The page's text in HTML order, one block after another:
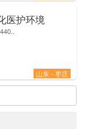
医护环境
山东 - 枣庄